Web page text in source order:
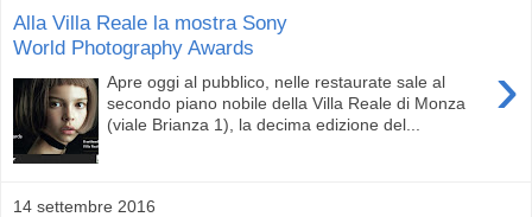
Alla Villa Reale la mostra Sony
World Photography Awards
›
Apre oggi al pubblico, nelle restaurate sale al
secondo piano nobile della Villa Reale di Monza
(viale Brianza 1), la decima edizione del...
14 settembre 2016